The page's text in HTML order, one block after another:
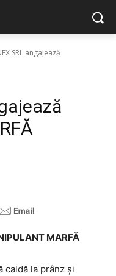
SRL angajează
MARFĂ
caldă la prânz și